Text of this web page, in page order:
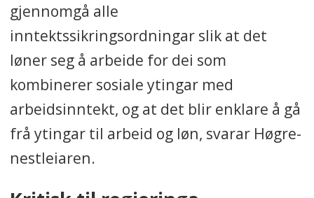
gjennomgå alle
inntektssikringsordningar slik at det
løner seg å arbeide for dei som
kombinerer sosiale ytingar med
arbeidsinntekt, og at det blir enklare å gå
frå ytingar til arbeid og løn, svarar Høgre-
nestleiaren.